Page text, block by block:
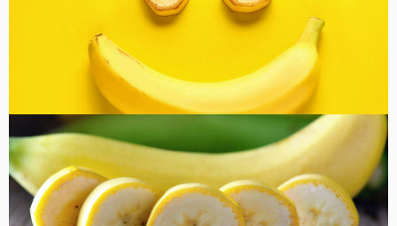
コラム